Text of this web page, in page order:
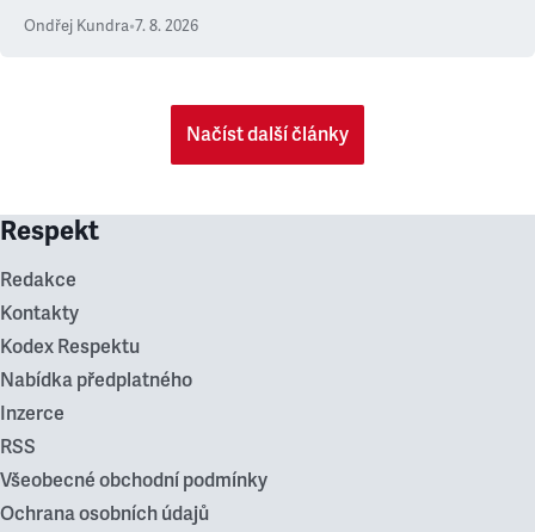
Ondřej Kundra•7. 8. 2026
Načíst další články
Respekt
Redakce
Kontakty
Kodex Respektu
Nabídka předplatného
Inzerce
RSS
Všeobecné obchodní podmínky
Ochrana osobních údajů